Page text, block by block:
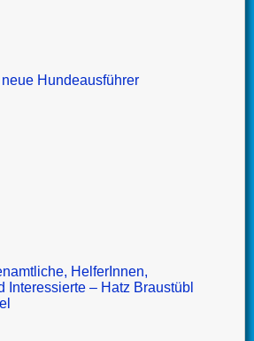
Hundeausführer
HelferInnen,
Interessierte – Hatz Braustübl